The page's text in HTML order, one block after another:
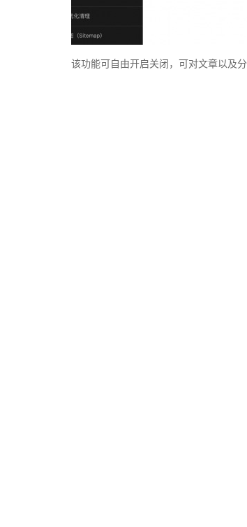
该功能可自由开启关闭，可对文章以及